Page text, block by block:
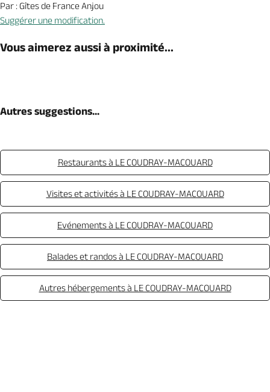
Par : Gîtes de France Anjou
Suggérer une modification.
Vous aimerez aussi à proximité...
Autres suggestions...
Restaurants à LE COUDRAY-MACOUARD
Visites et activités à LE COUDRAY-MACOUARD
Evénements à LE COUDRAY-MACOUARD
Balades et randos à LE COUDRAY-MACOUARD
Autres hébergements à LE COUDRAY-MACOUARD